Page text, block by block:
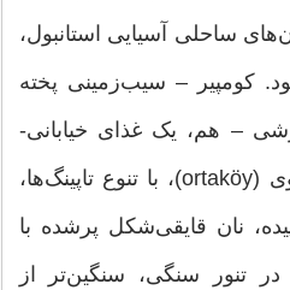
ساحلی آسیایی استانبول،
کومپیر – سیب‌زمینی پخته
– هم، یک غذای خیابانی-
اصلی است که در اورتاکوی (ortaköy)، با تنوع تاپینگ‌ها،
نان قایقی‌شکل پرشده با
تنور سنگی، سنگین‌تر از